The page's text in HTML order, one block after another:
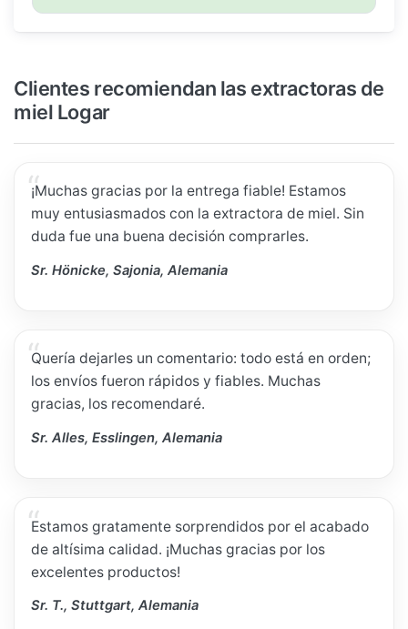
Clientes recomiendan las extractoras de
miel Logar
¡Muchas gracias por la entrega fiable! Estamos
muy entusiasmados con la extractora de miel. Sin
duda fue una buena decisión comprarles.
Sr. Hönicke, Sajonia, Alemania
Quería dejarles un comentario: todo está en orden;
los envíos fueron rápidos y fiables. Muchas
gracias, los recomendaré.
Sr. Alles, Esslingen, Alemania
Estamos gratamente sorprendidos por el acabado
de altísima calidad. ¡Muchas gracias por los
excelentes productos!
Sr. T., Stuttgart, Alemania